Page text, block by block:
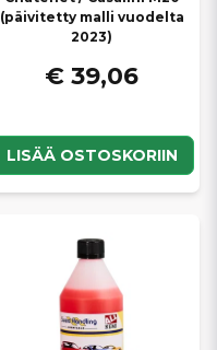
(päivitetty malli vuodelta
2023)
€ 39,06
LISÄÄ OSTOSKORIIN